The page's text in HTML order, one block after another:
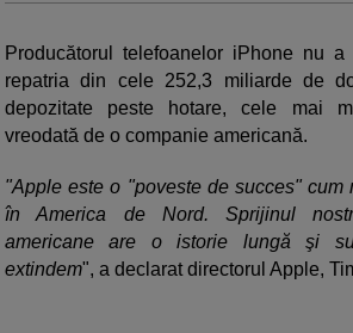
Producătorul telefoanelor iPhone nu
repatria din cele 252,3 miliarde de
depozitate peste hotare, cele mai
vreodată de o companie americană.
"Apple este o "poveste de succes" cum
în America de Nord. Sprijinul
americane are o istorie lungă şi
extindem", a declarat directorul Apple,